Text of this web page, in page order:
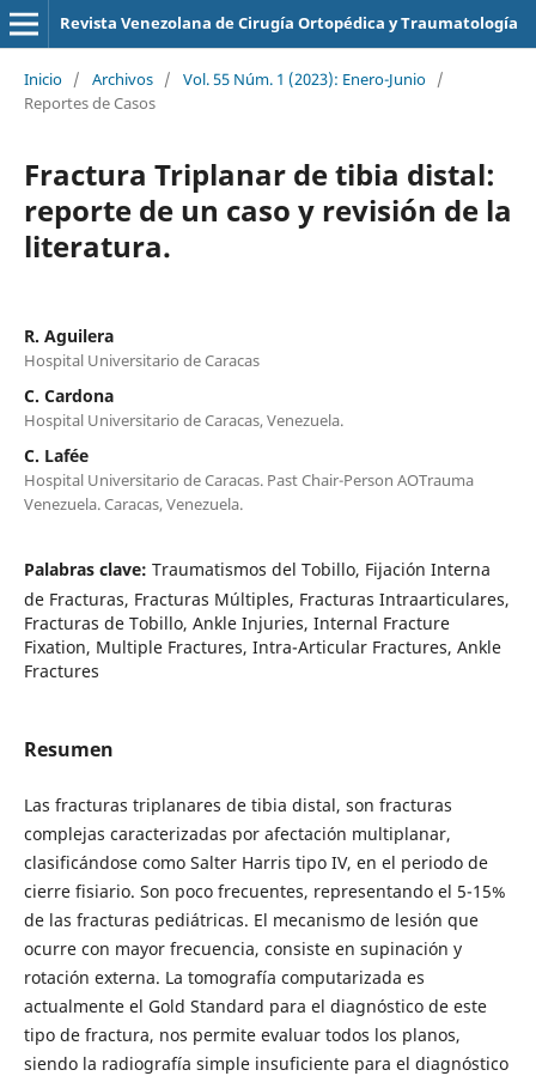
Revista Venezolana de Cirugía Ortopédica y Traumatología
Inicio / Archivos / Vol. 55 Núm. 1 (2023): Enero-Junio /
Reportes de Casos
Fractura Triplanar de tibia distal:
reporte de un caso y revisión de la
literatura.
R. Aguilera
Hospital Universitario de Caracas
C. Cardona
Hospital Universitario de Caracas, Venezuela.
C. Lafée
Hospital Universitario de Caracas. Past Chair-Person AOTrauma
Venezuela. Caracas, Venezuela.
Palabras clave: Traumatismos del Tobillo, Fijación Interna
de Fracturas, Fracturas Múltiples, Fracturas Intraarticulares,
Fracturas de Tobillo, Ankle Injuries, Internal Fracture
Fixation, Multiple Fractures, Intra-Articular Fractures, Ankle
Fractures
Resumen
Las fracturas triplanares de tibia distal, son fracturas
complejas caracterizadas por afectación multiplanar,
clasificándose como Salter Harris tipo IV, en el periodo de
cierre fisiario. Son poco frecuentes, representando el 5-15%
de las fracturas pediátricas. El mecanismo de lesión que
ocurre con mayor frecuencia, consiste en supinación y
rotación externa. La tomografía computarizada es
actualmente el Gold Standard para el diagnóstico de este
tipo de fractura, nos permite evaluar todos los planos,
siendo la radiografía simple insuficiente para el diagnóstico